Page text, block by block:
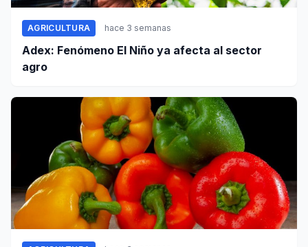
AGRICULTURA hace 3 semanas
Adex: Fenómeno El Niño ya afecta al sector
agro